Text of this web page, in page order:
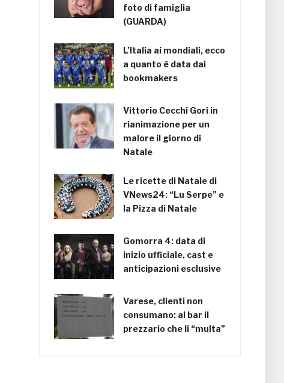
foto di famiglia
(GUARDA)
L’Italia ai mondiali, ecco
a quanto è data dai
bookmakers
Vittorio Cecchi Gori in
rianimazione per un
malore il giorno di
Natale
Le ricette di Natale di
VNews24: “Lu Serpe” e
la Pizza di Natale
Gomorra 4: data di
inizio ufficiale, cast e
anticipazioni esclusive
Varese, clienti non
consumano: al bar il
prezzario che li “multa”